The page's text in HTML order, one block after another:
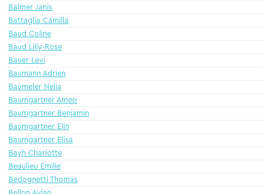
Balmer Janis
Battaglia Camilla
Baud Coline
Baud Lilly-Rose
Bauer Levi
Baumann Adrien
Baumeler Nelia
Baumgartner Ameo
Baumgartner Benjamin
Baumgartner Elin
Baumgartner Elisa
Bayh Charlotte
Beaulieu Emilie
Bedognetti Thomas